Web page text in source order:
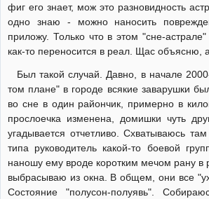
фиг его знает, мож это разновидность
одно знаю - можно наносить
приложу. Только что в этом "сне-
как-то переносится в реал. Щас объясню,
Был такой случай. Давно, в начале
том плане" в городе всякие заварушки
во сне в один райончик, примерно в
прослоечка изменена, домишки чуть
угадывается отчетливо. Схватываюсь
типа руководитель какой-то боевой
наношу ему вроде коротким мечом рану в
выбрасываю из окна. В общем, они все
Состояние "полусон-полуявь".